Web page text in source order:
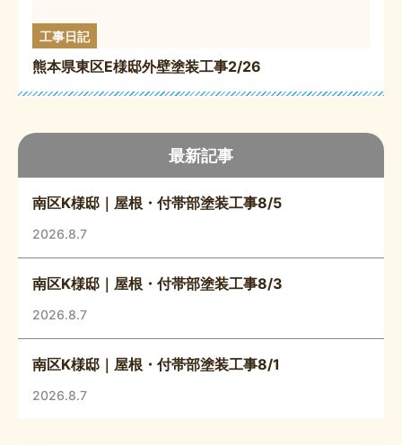
最新記事
南区K様邸｜屋根・付帯部塗装工事8/5
2026.8.7
南区K様邸｜屋根・付帯部塗装工事8/3
2026.8.7
南区K様邸｜屋根・付帯部塗装工事8/1
2026.8.7
工事日記
熊本県東区E様邸外壁塗装工事2/26